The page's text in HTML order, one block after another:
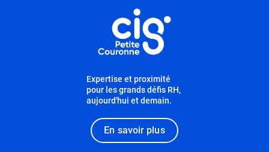
Expertise et proximité
pour les grands défis RH,
aujourd'hui et demain.
En savoir plus